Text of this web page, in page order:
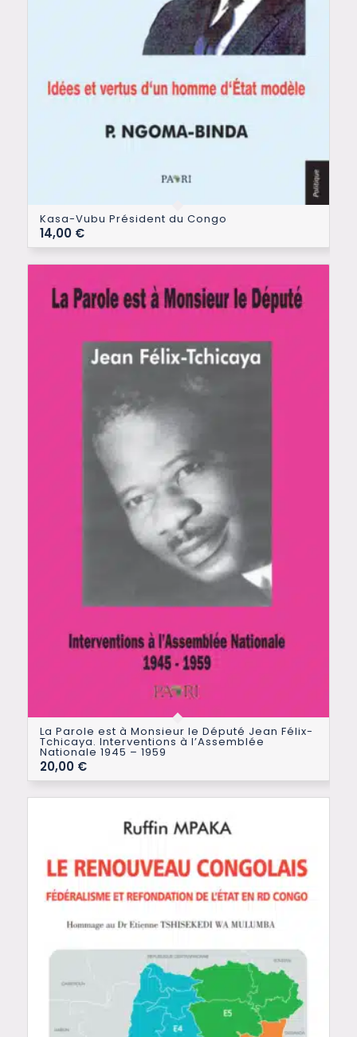
Kasa-Vubu Président du Congo
14,00 €
La Parole est à Monsieur le Député Jean Félix-
Tchicaya. Interventions à l’Assemblée
Nationale 1945 – 1959
20,00 €